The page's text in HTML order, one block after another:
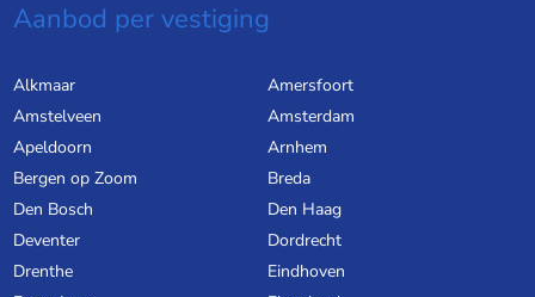
Aanbod per vestiging
Alkmaar
Amersfoort
Amstelveen
Amsterdam
Apeldoorn
Arnhem
Bergen op Zoom
Breda
Den Bosch
Den Haag
Deventer
Dordrecht
Drenthe
Eindhoven